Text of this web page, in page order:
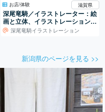
お店/体験 滋賀県
深尾竜騎／イラストレーター：絵
画と立体、イラストレーションの
世界深尾竜騎イラストレーション
新潟県のページを見る >>